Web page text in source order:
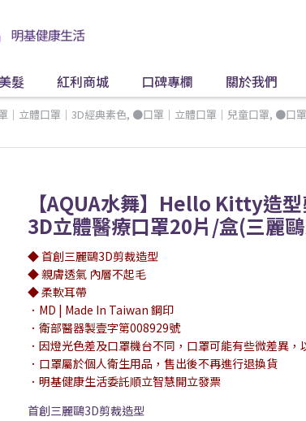
髮 紅利商城 口碑專欄 關於我們
｜立體口罩｜3D經典素色, ●口罩｜立體口罩｜兒童口罩, ●口
【AQUA水舞】Hello Kitty造
3D立體醫療口罩20片/盒(三麗
◆ 首創三麗鷗3D剪裁造型
◆ 親膚透氣 內層不起毛
◆ 柔軟耳帶
．MD | Made In Taiwan 鋼印
．衛部醫器製壹字第008929號
．因燈光色差及口罩機台不同，口罩可能有些微差異，
．口罩屬於個人衛生用品，售出後不再進行退換貨
．明基健康生活委託順立智慧開立發票
首創三麗鷗3D剪裁造型